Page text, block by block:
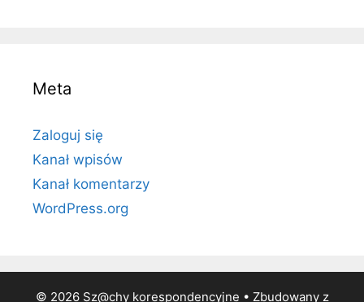
Meta
Zaloguj się
Kanał wpisów
Kanał komentarzy
WordPress.org
© 2026 Sz@chy korespondencyjne • Zbudowany z